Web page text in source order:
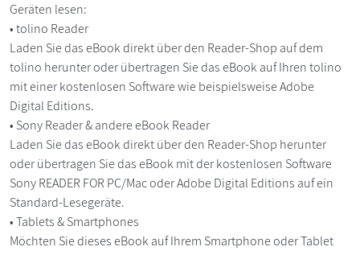
Geräten lesen:
• tolino Reader
Laden Sie das eBook direkt über den Reader-Shop auf dem
tolino herunter oder übertragen Sie das eBook auf Ihren tolino
mit einer kostenlosen Software wie beispielsweise Adobe
Digital Editions.
• Sony Reader & andere eBook Reader
Laden Sie das eBook direkt über den Reader-Shop herunter
oder übertragen Sie das eBook mit der kostenlosen Software
Sony READER FOR PC/Mac oder Adobe Digital Editions auf ein
Standard-Lesegeräte.
• Tablets & Smartphones
Möchten Sie dieses eBook auf Ihrem Smartphone oder Tablet